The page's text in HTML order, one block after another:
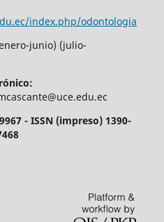
index.php/odontologia
junio) (julio-
- ISSN (impreso) 1390-